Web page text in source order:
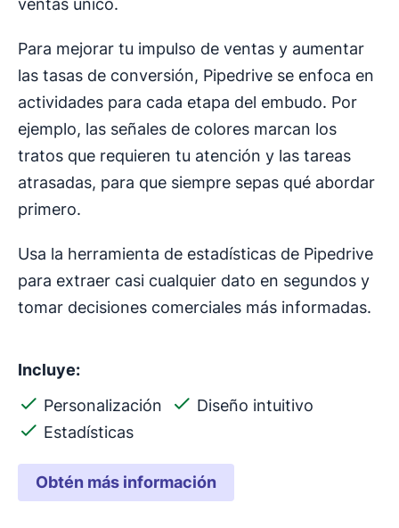
ventas único.
Para mejorar tu impulso de ventas y aumentar
las tasas de conversión, Pipedrive se enfoca en
actividades para cada etapa del embudo. Por
ejemplo, las señales de colores marcan los
tratos que requieren tu atención y las tareas
atrasadas, para que siempre sepas qué abordar
primero.
Usa la herramienta de estadísticas de Pipedrive
para extraer casi cualquier dato en segundos y
tomar decisiones comerciales más informadas.
Incluye:
Personalización
Diseño intuitivo
Estadísticas
Obtén más información